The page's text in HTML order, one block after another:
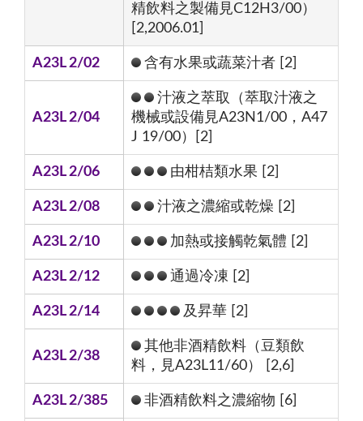
精飲料之製備見C12H3/00）
[2,2006.01]
A23L 2/02 含有水果或蔬菜汁者 [2]
A23L 2/04
汁液之萃取（萃取汁液之
機械或設備見A23N1/00，A47
J 19/00）[2]
A23L 2/06 由柑桔類水果 [2]
A23L 2/08 汁液之濃縮或乾燥 [2]
A23L 2/10 加熱或接觸乾氣體 [2]
A23L 2/12 通過冷凍 [2]
A23L 2/14 及昇華 [2]
A23L 2/38
其他非酒精飲料（豆類飲
料，見A23L11/60） [2,6]
A23L 2/385 非酒精飲料之濃縮物 [6]